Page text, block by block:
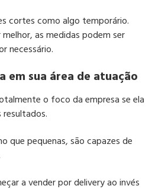
cortes como algo temporário.
as medidas podem ser
necessário.
em sua área de atuação
o foco da empresa se ela
que pequenas, são capazes de
a vender por delivery ao invés